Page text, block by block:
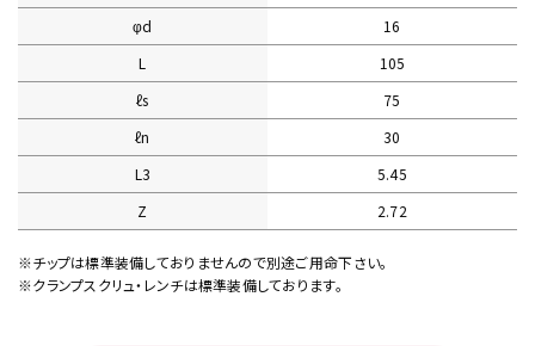
φd
16
L
105
ℓs
75
ℓn
30
L3
5.45
Z
2.72
※チップは標準装備しておりませんので別途ご用命下さい。
※クランプスクリュ・レンチは標準装備しております。